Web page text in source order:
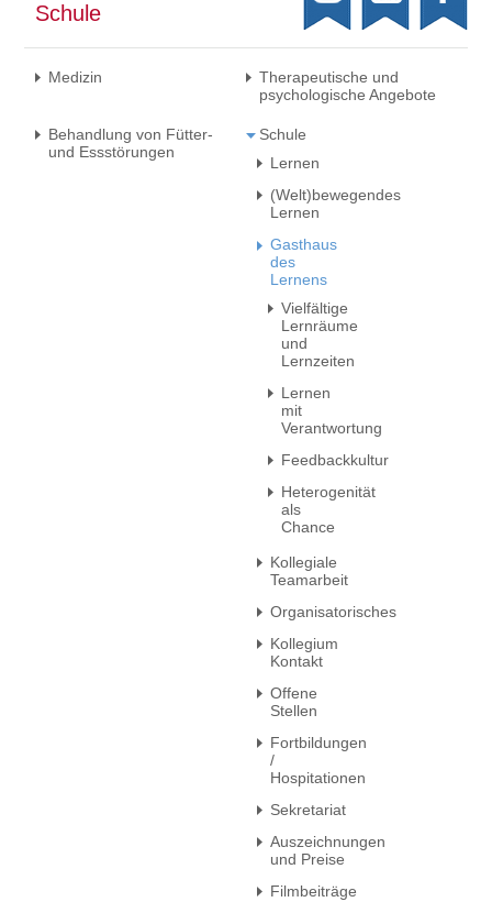
Schule
Medizin
Therapeutische und
psychologische Angebote
Behandlung von Fütter-
und Essstörungen
Schule
Lernen
(Welt)bewegendes
Lernen
Gasthaus
des
Lernens
Vielfältige
Lernräume
und
Lernzeiten
Lernen
mit
Verantwortung
Feedbackkultur
Heterogenität
als
Chance
Kollegiale
Teamarbeit
Organisatorisches
Kollegium
Kontakt
Offene
Stellen
Fortbildungen
/
Hospitationen
Sekretariat
Auszeichnungen
und Preise
Filmbeiträge